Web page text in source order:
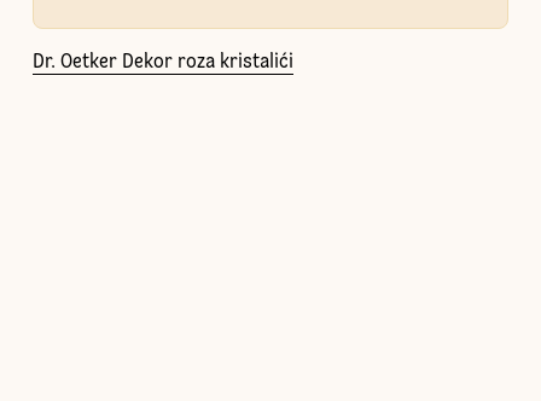
Dr. Oetker Dekor roza kristalići